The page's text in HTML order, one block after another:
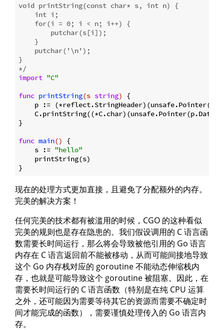
void printString(const char* s, int n) {
    int i;
    for(i = 0; i < n; i++) {
        putchar(s[i]);
    }
    putchar('\n');
}
*/
import "C"
func printString(s string)
{
p :=
}
func main()
{
    s :=
"hello"
    printString(s)
现在的处理方式更加直接，且避免了分配额外的内存。
完美的解决方案！
任何完美的技术都有被滥用的时候，CGO 的这种看似
完美的规则也是存在隐患的。我们假设调用的 C 语言函
数需要长时间运行，那么将会导致被他引用的 Go 语言
内存在 C 语言返回前不能被移动，从而可能间接地导致
这个 Go 内存栈对应的 goroutine 不能动态伸缩栈内
存，也就是可能导致这个 goroutine 被阻塞。因此，在
需要长时间运行的 C 语言函数（特别是在纯 CPU 运算
之外，还可能因为需要等待其它的资源而需要不确定时
间才能完成的函数），需要谨慎处理传入的 Go 语言内
存。